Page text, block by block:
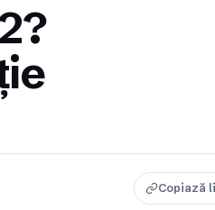
Copiază